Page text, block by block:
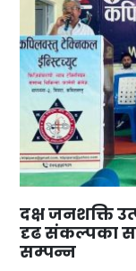
दक्ष जनशक्ति
दृढ संकल्पका
सम्पन्न